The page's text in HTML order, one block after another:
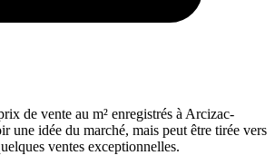
de vente au m² enregistrés à Arcizac-
une idée du marché, mais peut être tirée vers
ventes exceptionnelles.